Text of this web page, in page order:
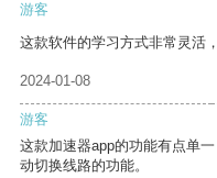
游客
这款软件的学习方式非常灵活
2024-01-08
游客
这款加速器app的功能有点单
动切换线路的功能。